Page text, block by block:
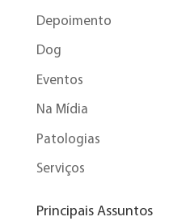
Depoimento
Dog
Eventos
Na Mídia
Patologias
Serviços
Principais Assuntos